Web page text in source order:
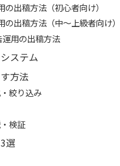
出稿方法（初心者向け）
出稿方法（中～上級者向け）
用の出稿方法
ステム
方法
絞り込み
検証
選